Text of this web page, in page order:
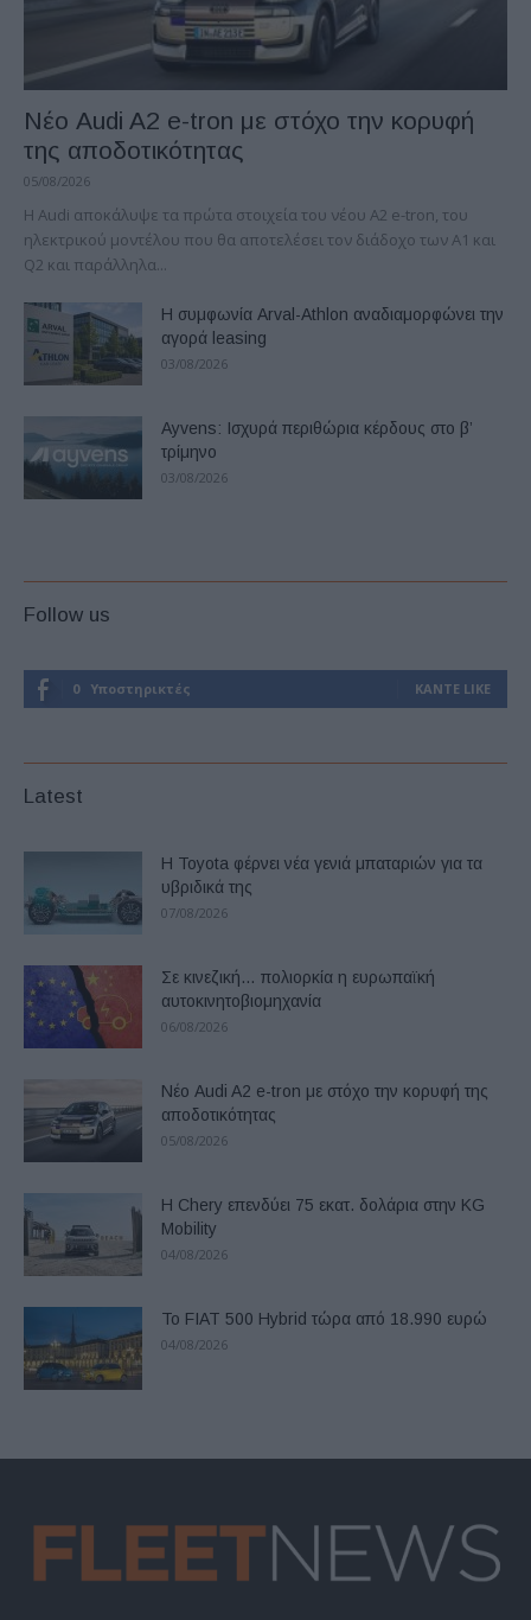
Νέο Audi A2 e-tron με στόχο την κορυφή
της αποδοτικότητας
05/08/2026
Η Audi αποκάλυψε τα πρώτα στοιχεία του νέου A2 e-tron, του
ηλεκτρικού μοντέλου που θα αποτελέσει τον διάδοχο των A1 και
Q2 και παράλληλα...
Η συμφωνία Arval-Athlon αναδιαμορφώνει την
αγορά leasing
03/08/2026
Ayvens: Iσχυρά περιθώρια κέρδους στο β’
τρίμηνο
03/08/2026
Follow us
0 Υποστηρικτές ΚΆΝΤΕ LIKE
Latest
Η Toyota φέρνει νέα γενιά μπαταριών για τα
υβριδικά της
07/08/2026
Σε κινεζική… πολιορκία η ευρωπαϊκή
αυτοκινητοβιομηχανία
06/08/2026
Νέο Audi A2 e-tron με στόχο την κορυφή της
αποδοτικότητας
05/08/2026
Η Chery επενδύει 75 εκατ. δολάρια στην KG
Mobility
04/08/2026
Το FIAT 500 Hybrid τώρα από 18.990 ευρώ
04/08/2026